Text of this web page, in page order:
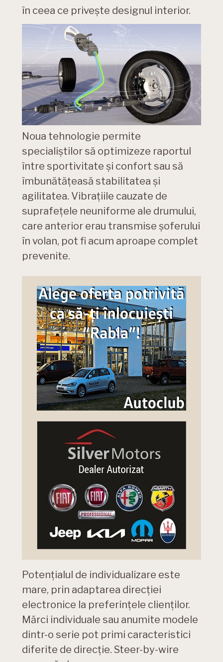
în ceea ce privește designul interior.
Noua tehnologie permite
specialiștilor să optimizeze raportul
între sportivitate și confort sau să
îmbunătățeasă stabilitatea și
agilitatea. Vibrațiile cauzate de
suprafețele neuniforme ale drumului,
care anterior erau transmise șoferului
în volan, pot fi acum aproape complet
prevenite.
Potențialul de individualizare este
mare, prin adaptarea direcției
electronice la preferințele clienților.
Mărci individuale sau anumite modele
dintr-o serie pot primi caracteristici
diferite de direcție. Steer-by-wire